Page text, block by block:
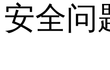
安全问